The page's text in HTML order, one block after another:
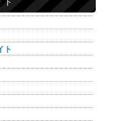
ト